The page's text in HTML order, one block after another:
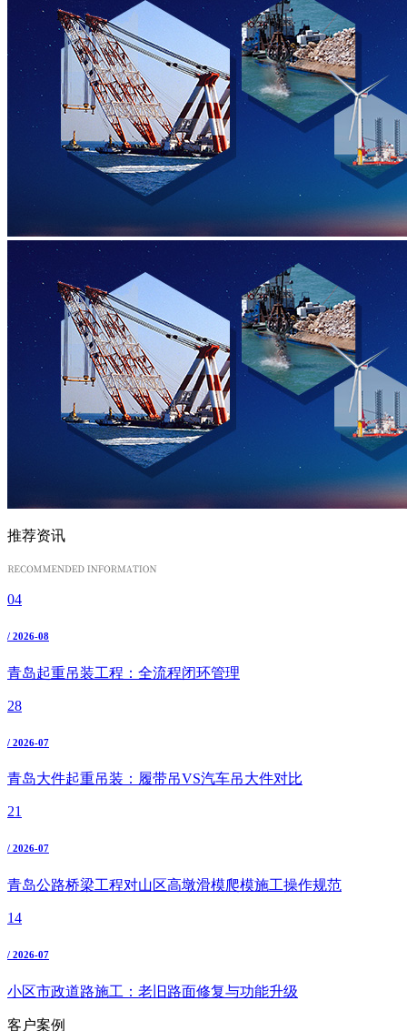
推荐资讯
04
/ 2026-08
青岛起重吊装工程：全流程闭环管理
28
/ 2026-07
青岛大件起重吊装：履带吊VS汽车吊大件对比
21
/ 2026-07
青岛公路桥梁工程对山区高墩滑模爬模施工操作规范
14
/ 2026-07
小区市政道路施工：老旧路面修复与功能升级
客户案例